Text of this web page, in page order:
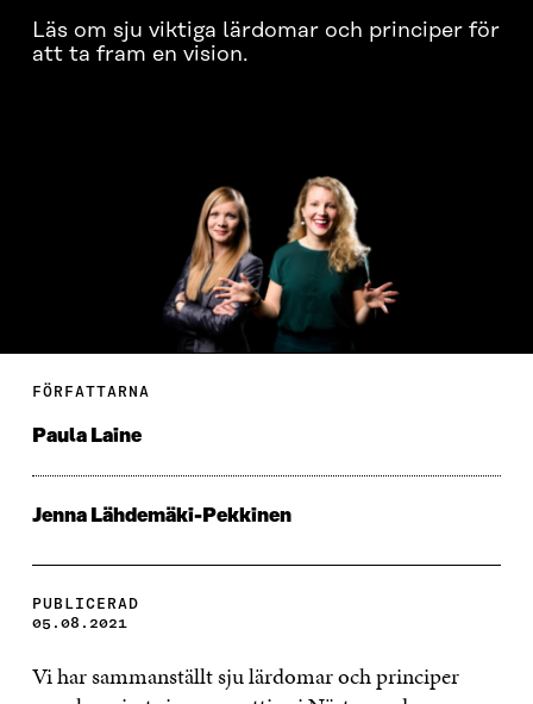
Läs om sju viktiga lärdomar och principer för
att ta fram en vision.
FÖRFATTARNA
Paula Laine
Jenna Lähdemäki-Pekkinen
PUBLICERAD
05.08.2021
Vi har sammanställt sju lärdomar och principer